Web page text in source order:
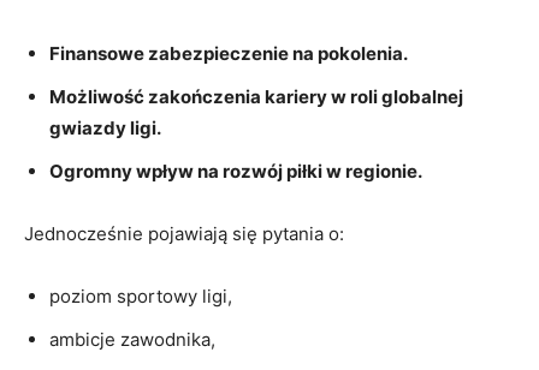
Finansowe zabezpieczenie na pokolenia.
Możliwość zakończenia kariery w roli globalnej
gwiazdy ligi.
Ogromny wpływ na rozwój piłki w regionie.
Jednocześnie pojawiają się pytania o:
poziom sportowy ligi,
ambicje zawodnika,